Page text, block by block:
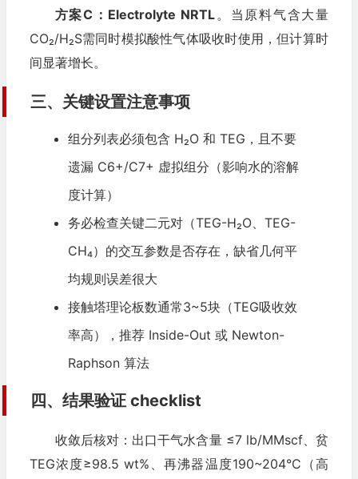
方案C：Electrolyte NRTL。当原料气含大量
CO₂/H₂S需同时模拟酸性气体吸收时使用，但计算时
间显著增长。
三、关键设置注意事项
组分列表必须包含 H₂O 和 TEG，且不要
遗漏 C6+/C7+ 虚拟组分（影响水的溶解
度计算）
务必检查关键二元对（TEG-H₂O、TEG-
CH₄）的交互参数是否存在，缺省几何平
均规则误差很大
接触塔理论板数通常3~5块（TEG吸收效
率高），推荐 Inside-Out 或 Newton-
Raphson 算法
四、结果验证 checklist
收敛后核对：出口干气水含量 ≤7 lb/MMscf、贫
TEG浓度≥98.5 wt%、再沸器温度190~204°C（高